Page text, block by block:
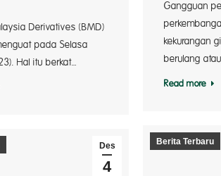
Derivatives (BMD)
pada Selasa
Hal itu berkat…
Gangguan
kekurangan
berulang
Read more
Berita Terbaru
Des
4